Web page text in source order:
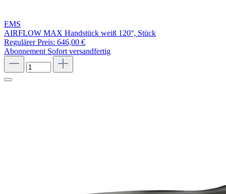
EMS
AIRFLOW MAX Handstück weiß 120°, Stück
Regulärer Preis: 646,00 €
Abonnement Sofort versandfertig